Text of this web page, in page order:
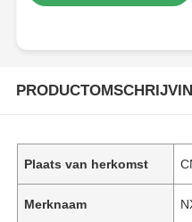
Plaats van herkomst
Merknaam